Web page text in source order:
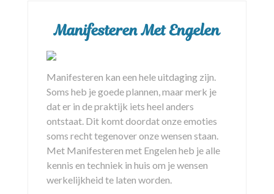
Manifesteren Met Engelen
Manifesteren kan een hele uitdaging zijn.
Soms heb je goede plannen, maar merk je
dat er in de praktijk iets heel anders
ontstaat. Dit komt doordat onze emoties
soms recht tegenover onze wensen staan.
Met Manifesteren met Engelen heb je alle
kennis en techniek in huis om je wensen
werkelijkheid te laten worden.